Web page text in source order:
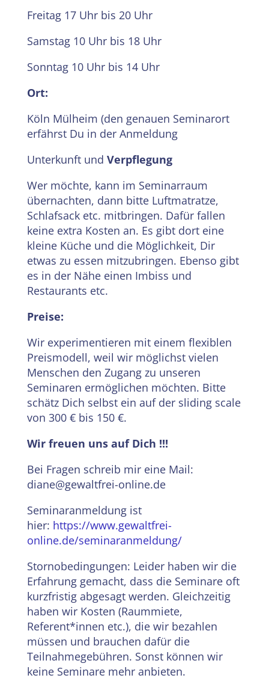
Freitag 17 Uhr bis 20 Uhr
Samstag 10 Uhr bis 18 Uhr
Sonntag 10 Uhr bis 14 Uhr
Ort:
Köln Mülheim (den genauen Seminarort
erfährst Du in der Anmeldung
Unterkunft und Verpflegung
Wer möchte, kann im Seminarraum
übernachten, dann bitte Luftmatratze,
Schlafsack etc. mitbringen. Dafür fallen
keine extra Kosten an. Es gibt dort eine
kleine Küche und die Möglichkeit, Dir
etwas zu essen mitzubringen. Ebenso gibt
es in der Nähe einen Imbiss und
Restaurants etc.
Preise:
Wir experimentieren mit einem flexiblen
Preismodell, weil wir möglichst vielen
Menschen den Zugang zu unseren
Seminaren ermöglichen möchten. Bitte
schätz Dich selbst ein auf der sliding scale
von 300 € bis 150 €.
Wir freuen uns auf Dich !!!
Bei Fragen schreib mir eine Mail:
diane@gewaltfrei-online.de
Seminaranmeldung ist
hier: https://www.gewaltfrei-
online.de/seminaranmeldung/
Stornobedingungen: Leider haben wir die
Erfahrung gemacht, dass die Seminare oft
kurzfristig abgesagt werden. Gleichzeitig
haben wir Kosten (Raummiete,
Referent*innen etc.), die wir bezahlen
müssen und brauchen dafür die
Teilnahmegebühren. Sonst können wir
keine Seminare mehr anbieten.